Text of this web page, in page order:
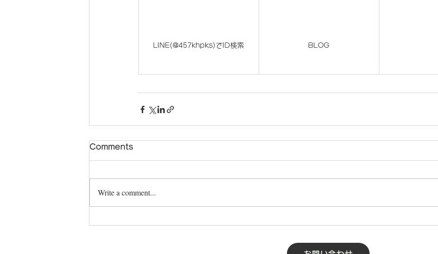
LINE(@457khpks)でID検索 BLOG
Comments
Write a comment...